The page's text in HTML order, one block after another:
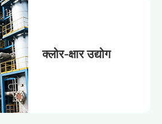
क्लोर-क्षार उद्योग